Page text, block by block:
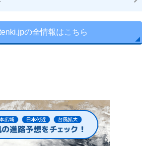
の全情報はこちら